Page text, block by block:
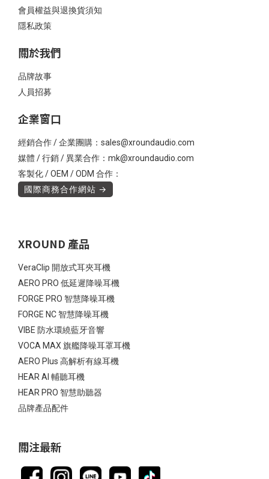
會員權益與退換貨須知
隱私政策
關於我們
品牌故事
人員招募
企業窗口
經銷合作 / 企業團購：sales@xroundaudio.com
媒體 / 行銷 / 異業合作：mk@xroundaudio.com
客製化 / OEM / ODM 合作：
國際商務合作網站 →
XROUND 產品
VeraClip 開放式耳夾耳機
AERO PRO 低延遲降噪耳機
FORGE PRO 智慧降噪耳機
FORGE NC 智慧降噪耳機
VIBE 防水環繞藍牙音響
VOCA MAX 旗艦降噪耳罩耳機
AERO Plus 高解析有線耳機
HEAR AI 輔聽耳機
HEAR PRO 智慧助聽器
品牌產品配件
關注最新